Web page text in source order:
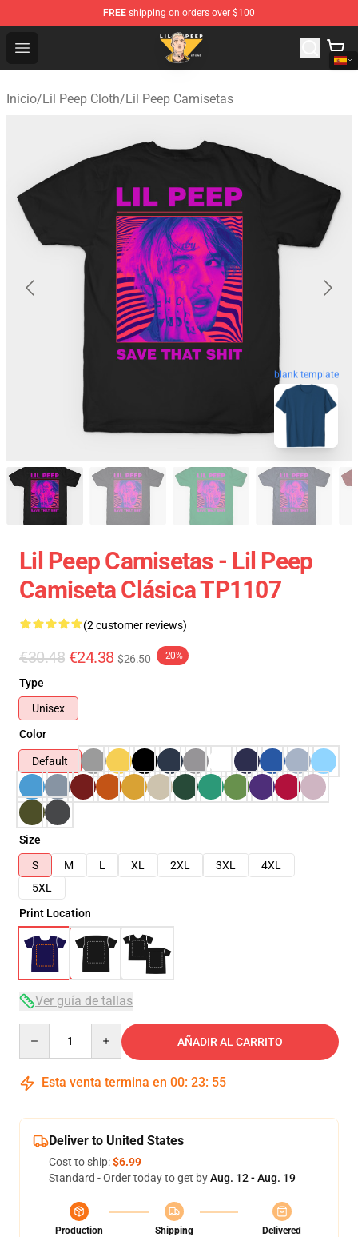
FREE shipping on orders over $100
Open menu
Lil Peep Store - Official Lil Peep Merchandise Shop
Inicio/Lil Peep Cloth/Lil Peep Camisetas
blank template
Lil Peep Camisetas - Lil Peep
Camiseta Clásica TP1107
(2 customer reviews)
€30.48 €24.38 $26.50 -20%
Type
Unisex
Color
Default
Size
S
M L XL 2XL 3XL
4XL
5XL
Print Location
Ver guía de tallas
AÑADIR AL CARRITO
Esta venta termina en 00: 23: 54
Deliver to United States
Cost to ship:$6.99
Standard - Order today to get byAug. 12 - Aug. 19
Production
Shipping
Delivered